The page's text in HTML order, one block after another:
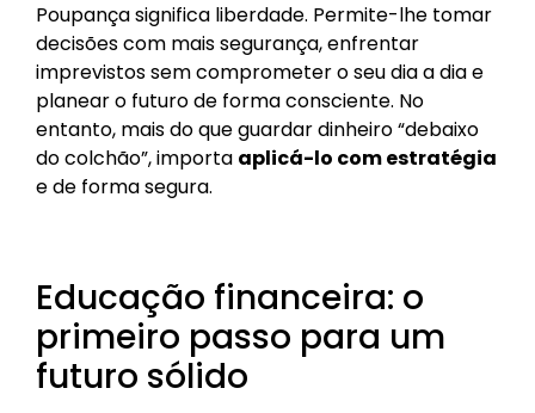
Poupança significa liberdade. Permite-lhe tomar
decisões com mais segurança, enfrentar
imprevistos sem comprometer o seu dia a dia e
planear o futuro de forma consciente. No
entanto, mais do que guardar dinheiro “debaixo
do colchão”, importa aplicá-lo com estratégia
e de forma segura.
Educação financeira: o
primeiro passo para um
futuro sólido